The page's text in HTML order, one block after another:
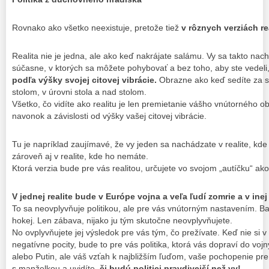
Rovnako ako všetko neexistuje, pretože tiež v rôznych verziách
Realita nie je jedna, ale ako keď nakrájate salámu. Vy sa takto
súčasne, v ktorých sa môžete pohybovať a bez toho, aby ste
podľa výšky svojej citovej vibrácie. Obrazne ako keď sedíte za
stolom, v úrovni stola a nad stolom.
Všetko, čo vidíte ako realitu je len premietanie vášho vnútorného
navonok a závislosti od výšky vašej citovej vibrácie.
Tu je napríklad zaujímavé, že vy jeden sa nachádzate v realite,
zároveň aj v realite, kde ho nemáte.
Ktorá verzia bude pre vás realitou, určujete vo svojom „autíčku“
V jednej realite bude v Európe vojna a veľa ľudí zomrie a v
To sa neovplyvňuje politikou, ale pre vás vnútorným nastavením.
hokej. Len zábava, nijako ju tým skutočne neovplyvňujete.
No ovplyvňujete jej výsledok pre vás tým, čo prežívate. Keď nie si
negatívne pocity, bude to pre vás politika, ktorá vás dopraví do
alebo Putin, ale váš vzťah k najbližším ľuďom, vaše pochopenie